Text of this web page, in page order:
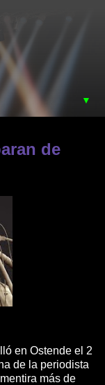
▼
de
en Ostende el 2
de la periodista
más de